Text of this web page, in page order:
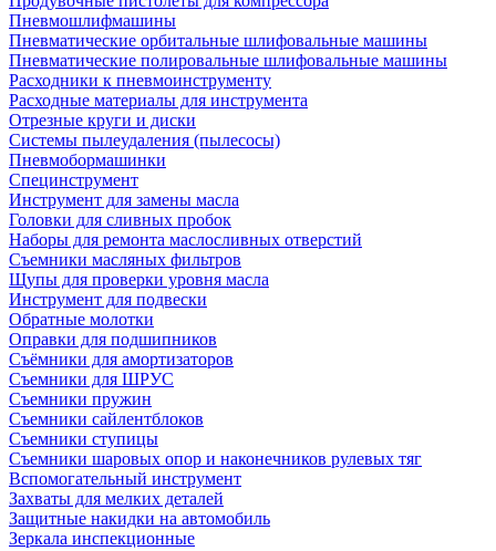
Пневмошлифмашины
Пневматические орбитальные шлифовальные машины
Пневматические полировальные шлифовальные машины
Расходники к пневмоинструменту
Расходные материалы для инструмента
Отрезные круги и диски
Системы пылеудаления (пылесосы)
Пневмобормашинки
Специнструмент
Инструмент для замены масла
Головки для сливных пробок
Наборы для ремонта маслосливных отверстий
Съемники масляных фильтров
Щупы для проверки уровня масла
Инструмент для подвески
Обратные молотки
Оправки для подшипников
Съёмники для амортизаторов
Съемники для ШРУС
Съемники пружин
Съемники сайлентблоков
Съемники ступицы
Съемники шаровых опор и наконечников рулевых тяг
Вспомогательный инструмент
Захваты для мелких деталей
Защитные накидки на автомобиль
Зеркала инспекционные